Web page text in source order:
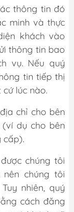
thông tin đó
minh và thực
khách vào
thông tin bao
vụ. Nếu quý
tin tiếp thị
lúc nào.
chỉ cho bên
dụ cho bên
cấp).
chúng tôi
chúng tôi
nhiên, quý
cách đăng